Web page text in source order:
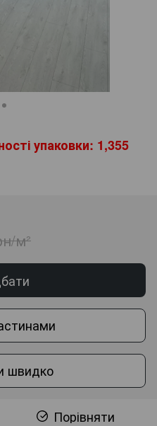
упаковки: 1,355
м²
швидко
Порівняти